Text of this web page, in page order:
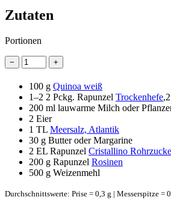
Zutaten
Portionen
− +
100 g Quinoa weiß
1–2 2 Pckg. Rapunzel Trockenhefe,2
200 ml lauwarme Milch oder
2 Eier
1 TL Meersalz, Atlantik
30 g Butter oder Margarine
2 EL Rapunzel Cristallino
200 g Rapunzel Rosinen
500 g Weizenmehl
Durchschnittswerte: Prise = 0,3 g | Messerspitze =